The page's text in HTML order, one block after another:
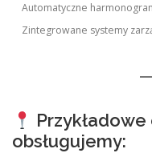
Automatyczne
Zintegrowane systemy
obsługujemy: